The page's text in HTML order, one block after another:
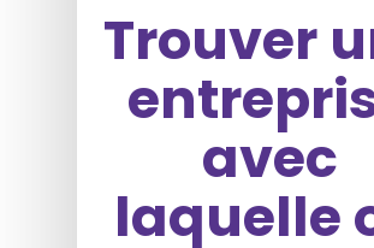
Trouver
avec
laquelle